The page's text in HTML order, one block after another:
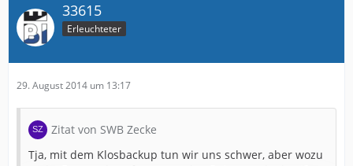
33615
Erleuchteter
29. August 2014 um 13:17
Zitat von SWB Zecke
Tja, mit dem Klosbackup tun wir uns schwer, aber wozu